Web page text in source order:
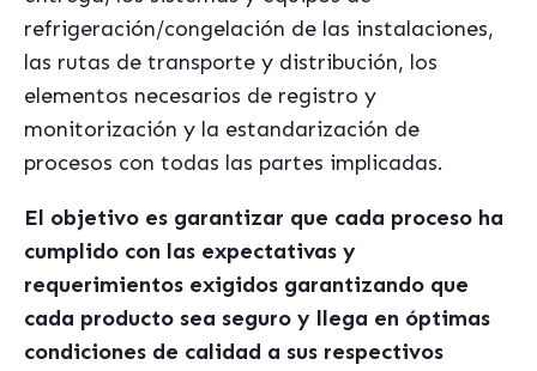
refrigeración/congelación de las instalaciones,
las rutas de transporte y distribución, los
elementos necesarios de registro y
monitorización y la estandarización de
procesos con todas las partes implicadas.
El objetivo es garantizar que cada proceso ha
cumplido con las expectativas y
requerimientos exigidos garantizando que
cada producto sea seguro y llega en óptimas
condiciones de calidad a sus respectivos